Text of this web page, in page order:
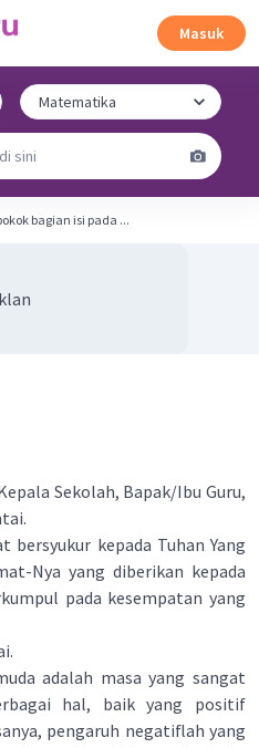
Masuk
bagian isi pada ...
Sekolah, Bapak/Ibu Guru,
kepada Tuhan Yang
Nya yang diberikan kepada
pada kesempatan yang
adalah masa yang sangat
hal, baik yang positif
pengaruh negatiﬂah yang